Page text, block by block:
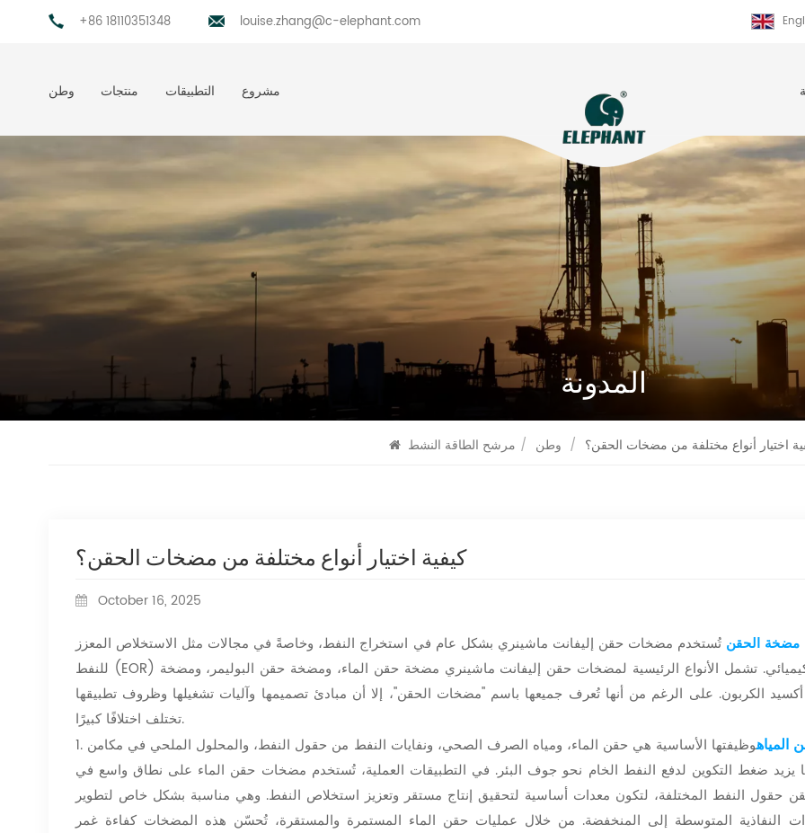
+86 18110351348 louise.zhang@c-elephant.com
وطن منتجات التطبيقات مشروع
المدونة
وطن / مرشح الطاقة النشط / اختيار أنواع مختلفة من مضخات الحقن؟
كيفية اختيار أنواع مختلفة من مضخات الحقن؟
October 16, 2025
مضخة الحقن تُستخدم مضخات حقن إليفانت ماشينري بشكل عام في استخراج النفط، وخاصةً في مجالات مثل الاستخلاص المعزز
للنفط (EOR) والحقن الكيميائي. تشمل الأنواع الرئيسية لمضخات حقن إليفانت ماشينري مضخة حقن الماء، ومضخة حقن البوليمر، ومضخة
الكربون. على الرغم من أنها تُعرف جميعها باسم "مضخات الحقن"، إلا أن مبادئ تصميمها وآليات تشغيلها وظروف تطبيقها
تختلف اختلافًا كبيرًا.
1. وظيفتها الأساسية هي حقن الماء، ومياه الصرف الصحي، ونفايات النفط من حقول النفط، والمحلول الملحي في مكامن
يزيد ضغط التكوين لدفع النفط الخام نحو جوف البئر. في التطبيقات العملية، تُستخدم مضخات حقن الماء على نطاق واسع في
حقول النفط المختلفة، لتكون معدات أساسية لتحقيق إنتاج مستقر وتعزيز استخلاص النفط. وهي مناسبة بشكل خاص لتطوير
النفاذية المتوسطة إلى المنخفضة. من خلال عمليات حقن الماء المستمرة والمستقرة، تُحسّن هذه المضخات كفاءة غمر